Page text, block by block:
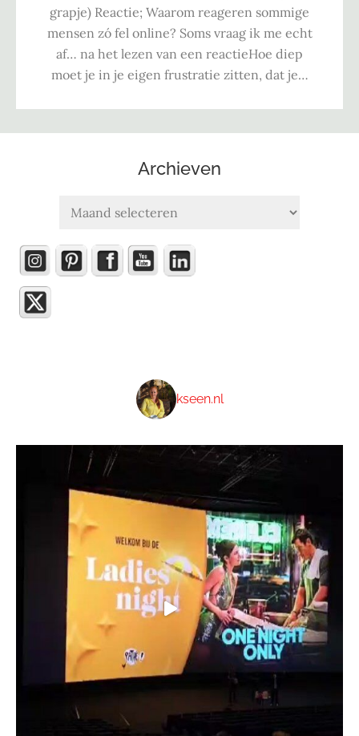
grapje) Reactie; Waarom reageren sommige
mensen zó fel online? Soms vraag ik me echt
af… na het lezen van een reactieHoe diep
moet je in je eigen frustratie zitten, dat je…
Archieven
Archieven
kseen.nl